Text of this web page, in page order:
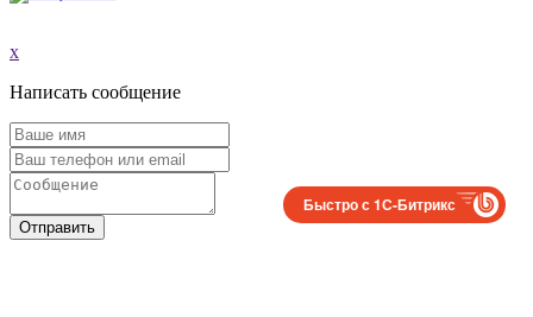
x
Написать сообщение
Отправить
Быстро с 1С-Битрикс